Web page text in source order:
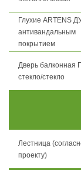
Глухие ARTENS
антивандальным
покрытием
Дверь балконная
стекло/стекло
Лестница
проекту)